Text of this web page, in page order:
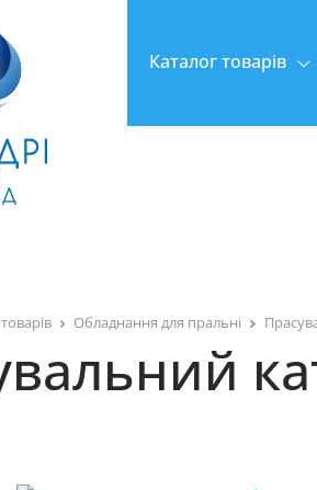
Каталог товарів
Обладнання для пральні